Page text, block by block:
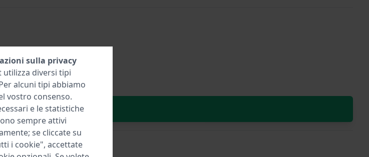
al carrello
sulla privacy
utilizza diversi tipi
alcuni tipi abbiamo
vostro consenso.
e le statistiche
sempre attivi
se cliccate su
i cookie", accettate